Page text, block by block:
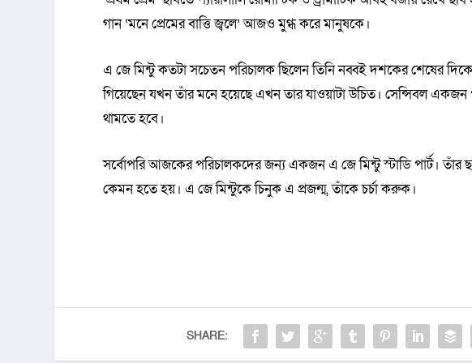
গান ‘মনে প্রেমের বাত্তি জ্বলে’ আজও মুগ্ধ করে মানুষকে।
এ জে মিন্টু কতটা সচেতন পরিচালক ছিলেন তিনি নব্বই দশকের শেষের
গিয়েছেন যখন তাঁর মনে হয়েছে এখন তার যাওয়াটা উচিত। সেন্সিবল
থামতে হবে।
সর্বোপরি আজকের পরিচালকদের জন্য একজন এ জে মিন্টু স্টাডি পার্ট। তাঁর
কেমন হতে হয়। এ জে মিন্টুকে চিনুক এ প্রজন্ম, তাঁকে চর্চা করুক।
SHARE: